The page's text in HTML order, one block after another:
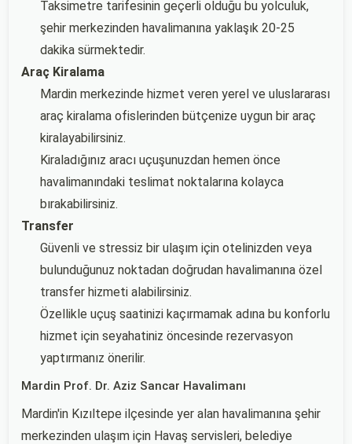
Taksimetre tarifesinin geçerli olduğu bu yolculuk,
şehir merkezinden havalimanına yaklaşık 20-25
dakika sürmektedir.
Araç Kiralama
Mardin merkezinde hizmet veren yerel ve uluslararası
araç kiralama ofislerinden bütçenize uygun bir araç
kiralayabilirsiniz.
Kiraladığınız aracı uçuşunuzdan hemen önce
havalimanındaki teslimat noktalarına kolayca
bırakabilirsiniz.
Transfer
Güvenli ve stressiz bir ulaşım için otelinizden veya
bulunduğunuz noktadan doğrudan havalimanına özel
transfer hizmeti alabilirsiniz.
Özellikle uçuş saatinizi kaçırmamak adına bu konforlu
hizmet için seyahatiniz öncesinde rezervasyon
yaptırmanız önerilir.
Mardin Prof. Dr. Aziz Sancar Havalimanı
Mardin'in Kızıltepe ilçesinde yer alan havalimanına şehir
merkezinden ulaşım için Havaş servisleri, belediye